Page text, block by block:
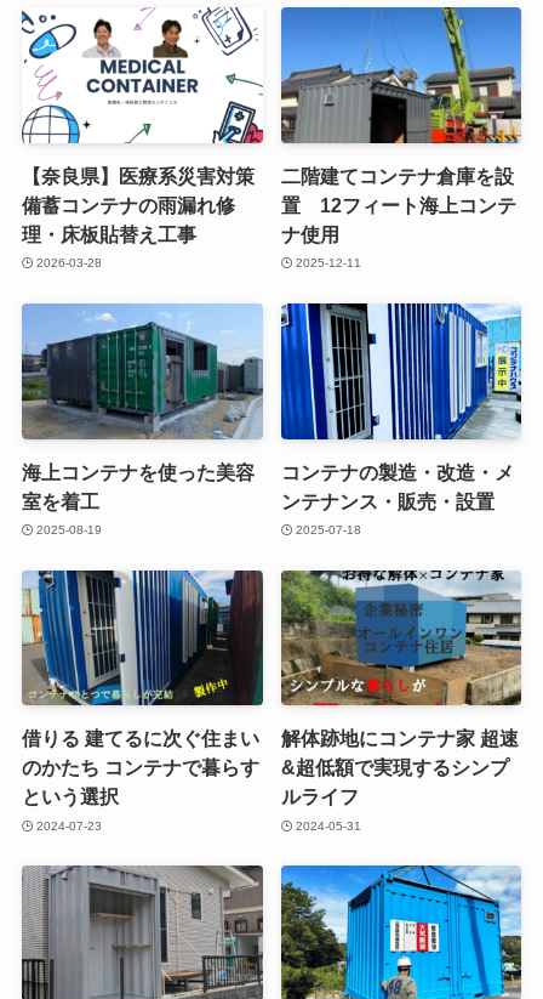
【奈良県】医療系災害対策
備蓄コンテナの雨漏れ修
理・床板貼替え工事
2026-03-28
二階建てコンテナ倉庫を設
置 12フィート海上コンテ
ナ使用
2025-12-11
海上コンテナを使った美容
室を着工
2025-08-19
コンテナの製造・改造・メ
ンテナンス・販売・設置
2025-07-18
借りる 建てるに次ぐ住まい
のかたち コンテナで暮らす
という選択
2024-07-23
解体跡地にコンテナ家 超速
&超低額で実現するシンプ
ルライフ
2024-05-31